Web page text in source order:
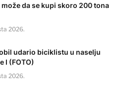
da se kupi skoro 200 tona
2026.
udario biciklistu u naselju
I (FOTO)
2026.